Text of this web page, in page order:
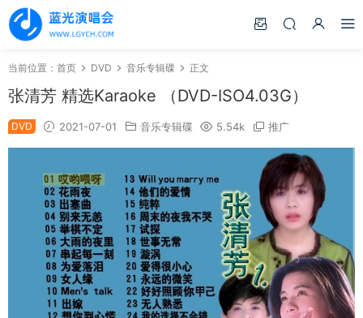
当前位置： 首页 DVD 音乐专辑碟 正文
张清芳 精选Karaoke （DVD-ISO4.03G）
DVD 2021-07-01 音乐专辑碟 5.54k 推广